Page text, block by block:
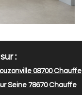
:
08700Chauffe
Seine 78670Chauffe